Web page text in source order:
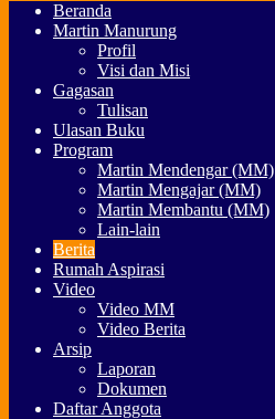
Beranda
Martin Manurung
Profil
Visi dan Misi
Gagasan
Tulisan
Ulasan Buku
Program
Martin Mendengar (MM)
Martin Mengajar (MM)
Martin Membantu (MM)
Lain-lain
Berita
Rumah Aspirasi
Video
Video MM
Video Berita
Arsip
Laporan
Dokumen
Daftar Anggota